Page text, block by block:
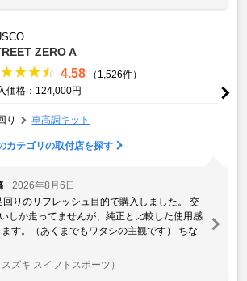
ZERO A
4.58
（1,526件）
価格：124,000円
り 車高調キット
カテゴリの取付店を探す
2026年8月6日
りのリフレッシュ目的で購入しました。 交
しか走ってませんが、純正と比較した使用感
す。（あくまでもワタシの主観です） ちな
スズキ スイフトスポーツ）